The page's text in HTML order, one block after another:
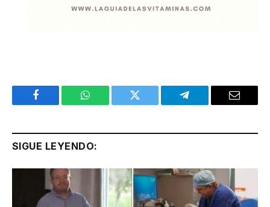
Facebook WhatsApp Twitter Telegram Email
SIGUE LEYENDO: